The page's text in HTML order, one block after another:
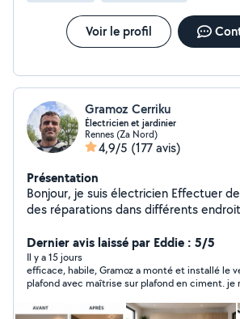
Voir le profil
Gramoz Cerriku
Électricien et jardinier
Rennes (Za Nord)
4,9/5 (177 avis)
Présentation
Bonjour, je suis électricien Effectuer des installations et
des réparations dans différents endroits Montage
déménagement, etc Je suis sérieuse,correcte et
ponctuel. Pour plus d'informations n'hésite pas de me
contacter. Merci
Dernier avis laissé par Eddie : 5/5
Il y a 15 jours
efficace, habile, Gramoz a monté et installé le ventilateur de
plafond avec maîtrise sur plafond en ciment. je